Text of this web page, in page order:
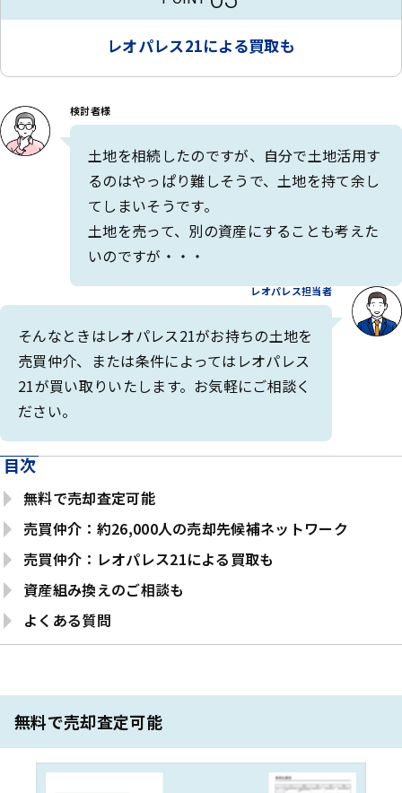
レオパレス21による買取も
検討者様
土地を相続したのですが、自分で土地活用す
るのはやっぱり難しそうで、土地を持て余し
てしまいそうです。
土地を売って、別の資産にすることも考えた
いのですが・・・
レオパレス担当者
そんなときはレオパレス21がお持ちの土地を
売買仲介、または条件によってはレオパレス
21が買い取りいたします。お気軽にご相談く
ださい。
目次
無料で売却査定可能
売買仲介：約26,000人の売却先候補ネットワーク
売買仲介：レオパレス21による買取も
資産組み換えのご相談も
よくある質問
無料で売却査定可能